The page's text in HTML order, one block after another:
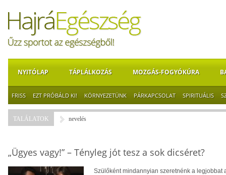
NYITÓLAP TÁPLÁLKOZÁS MOZGÁS-FOGYÓKÚRA
FRISS EZT PRÓBÁLD KI! KÖRNYEZETÜNK PÁRKAPCSOLAT SPIRITUÁLIS
TALÁLATOK nevelés
„Ügyes vagy!” – Tényleg jót tesz a sok dicséret?
Szülőként mindannyian szeretnénk a legjobbat